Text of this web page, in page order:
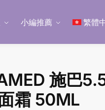
小編推薦 繁體
施巴
霜 50ML